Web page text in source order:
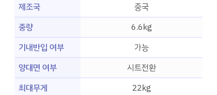
제조국
중국
중량
6.6kg
기내반입 여부
가능
양대면 여부
시트전환
최대무게
22kg